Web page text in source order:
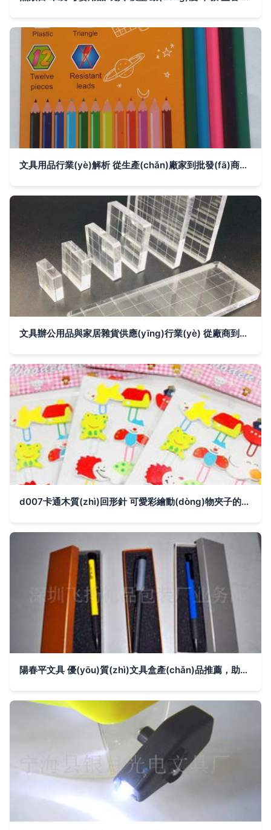
文具用品行業(yè)解析 從生產(chǎn)廠家到批發(fā)商的產(chǎn)業(yè)鏈全景
文具辦公用品與家居雜貨供應(yīng)行業(yè) 從廠商到市場(chǎng)的發(fā)展趨勢(shì)
d007卡通木質(zhì)回形針 可愛彩繪動(dòng)物夾子的爆款文具選擇
陽春平文具 優(yōu)質(zhì)文具盒產(chǎn)品推薦，助力學(xué)習(xí)與辦公